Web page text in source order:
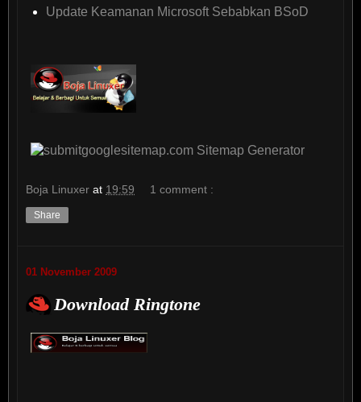
Update Keamanan Microsoft Sebabkan BSoD
Boja Linuxer at 19:59 1 comment :
Share
01 November 2009
Download Ringtone